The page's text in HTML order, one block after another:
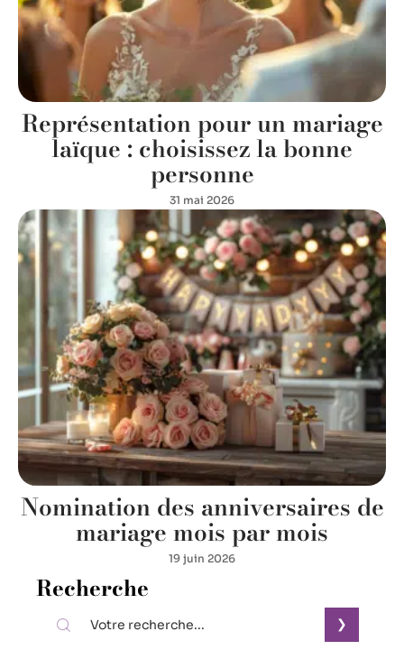
Représentation pour un mariage
laïque : choisissez la bonne
personne
31 mai 2026
Nomination des anniversaires de
mariage mois par mois
19 juin 2026
Recherche